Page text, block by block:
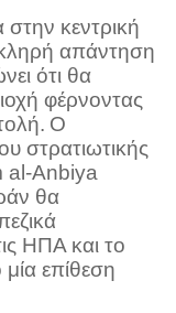
κεντρική
απάντηση
ότι θα
φέρνοντας
Ο
στρατιωτικής
al-Anbiya
θα
ΗΠΑ και το
επίθεση